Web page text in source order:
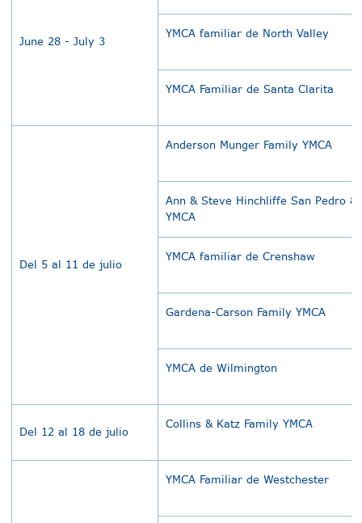
June 28 - July 3
YMCA familiar de North Valley
YMCA Familiar de Santa Clarita
Del 5 al 11 de julio
Anderson Munger Family YMCA
Ann & Steve Hinchliffe San Pedro &
YMCA
YMCA familiar de Crenshaw
Gardena-Carson Family YMCA
YMCA de Wilmington
Del 12 al 18 de julio
Collins & Katz Family YMCA
YMCA Familiar de Westchester